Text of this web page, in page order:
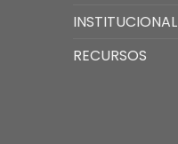
INSTITUCIONAL
RECURSOS